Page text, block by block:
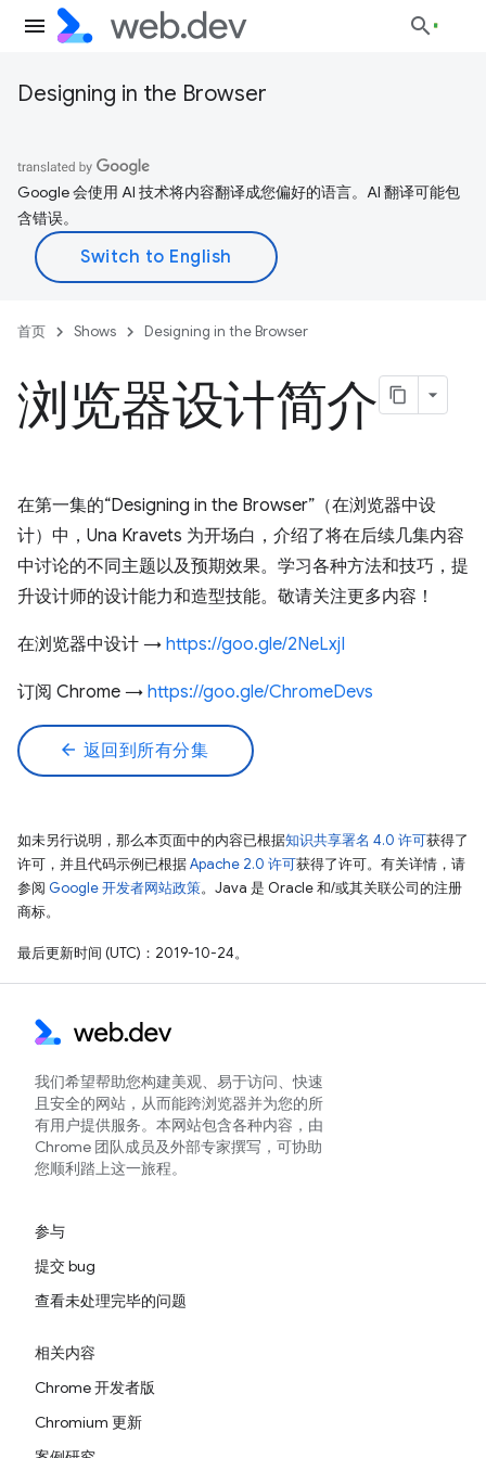
Designing in the Browser
Google 会使用 AI 技术将内容翻译成您偏好的语言。AI 翻译可能包
含错误。
首页 Shows Designing in the Browser
浏览器设计简介
在第一集的“Designing in the Browser”（在浏览器中设
计）中，Una Kravets 为开场白，介绍了将在后续几集内容
中讨论的不同主题以及预期效果。学习各种方法和技巧，提
升设计师的设计能力和造型技能。敬请关注更多内容！
在浏览器中设计 → https://goo.gle/2NeLxjI
订阅 Chrome → https://goo.gle/ChromeDevs
arrow_back 返回到所有分集
如未另行说明，那么本页面中的内容已根据知识共享署名 4.0 许可获得了
许可，并且代码示例已根据Apache 2.0 许可获得了许可。有关详情，请
参阅 Google 开发者网站政策。Java 是 Oracle 和/或其关联公司的注册
商标。
最后更新时间 (UTC)：2019-10-24。
我们希望帮助您构建美观、易于访问、快速
且安全的网站，从而能跨浏览器并为您的所
有用户提供服务。本网站包含各种内容，由
Chrome 团队成员及外部专家撰写，可协助
您顺利踏上这一旅程。
参与
提交 bug
查看未处理完毕的问题
相关内容
Chrome 开发者版
Chromium 更新